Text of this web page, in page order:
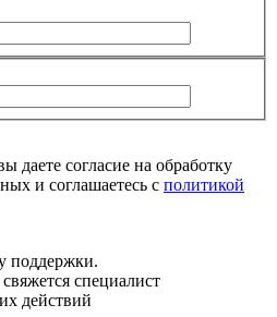
даете согласие на обработку
и соглашаетесь с политикой
поддержки.
специалист
действий